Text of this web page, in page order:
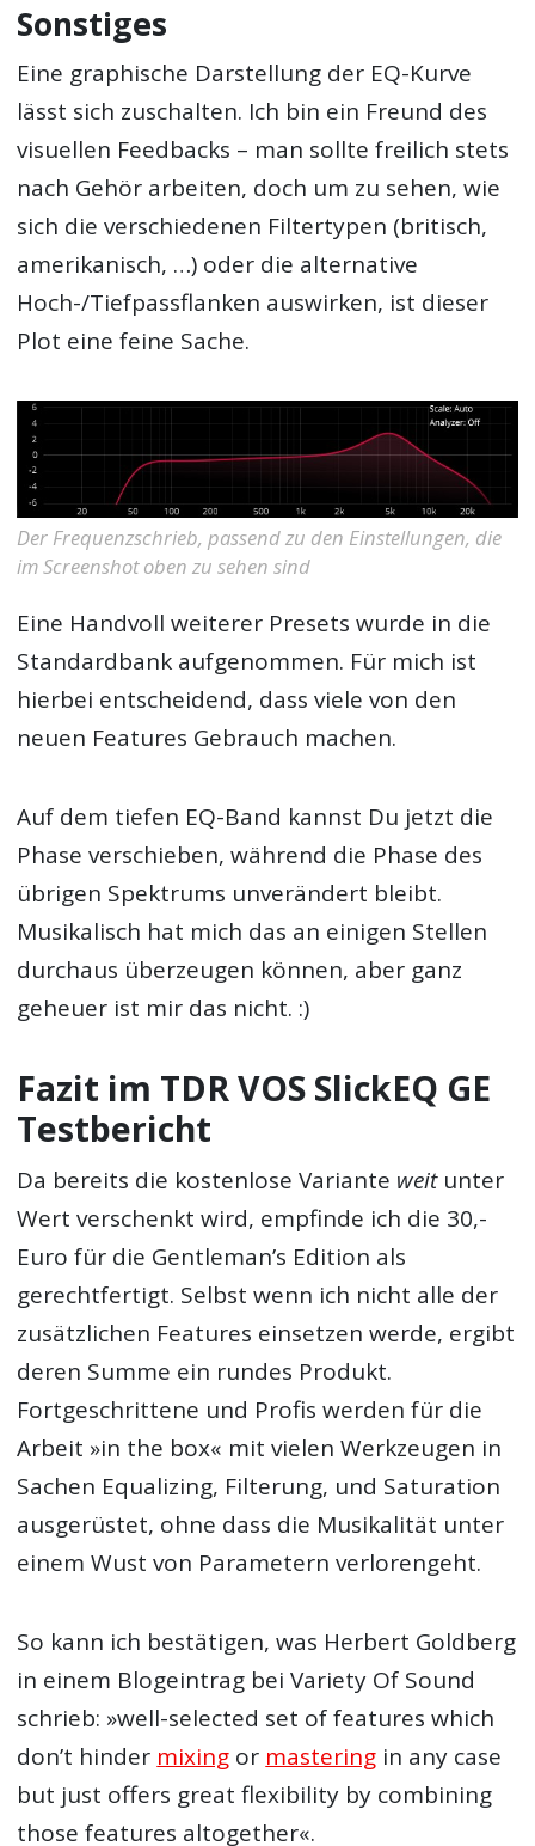
Sonstiges
Eine graphische Darstellung der EQ-Kurve
lässt sich zuschalten. Ich bin ein Freund des
visuellen Feedbacks – man sollte freilich stets
nach Gehör arbeiten, doch um zu sehen, wie
sich die verschiedenen Filtertypen (britisch,
amerikanisch, …) oder die alternative
Hoch-/Tiefpassflanken auswirken, ist dieser
Plot eine feine Sache.
Der Frequenzschrieb, passend zu den Einstellungen, die
im Screenshot oben zu sehen sind
Eine Handvoll weiterer Presets wurde in die
Standardbank aufgenommen. Für mich ist
hierbei entscheidend, dass viele von den
neuen Features Gebrauch machen.
Auf dem tiefen EQ-Band kannst Du jetzt die
Phase verschieben, während die Phase des
übrigen Spektrums unverändert bleibt.
Musikalisch hat mich das an einigen Stellen
durchaus überzeugen können, aber ganz
geheuer ist mir das nicht. :)
Fazit im TDR VOS SlickEQ GE
Testbericht
Da bereits die kostenlose Variante weitunter
Wert verschenkt wird, empfinde ich die 30,-
Euro für die Gentleman’s Edition als
gerechtfertigt. Selbst wenn ich nicht alle der
zusätzlichen Features einsetzen werde, ergibt
deren Summe ein rundes Produkt.
Fortgeschrittene und Profis werden für die
Arbeit »in the box« mit vielen Werkzeugen in
Sachen Equalizing, Filterung, und Saturation
ausgerüstet, ohne dass die Musikalität unter
einem Wust von Parametern verlorengeht.
So kann ich bestätigen, was Herbert Goldberg
in einem Blogeintrag bei Variety Of Sound
schrieb: »well-selected set of features which
don’t hinder mixing or mastering in any case
but just offers great flexibility by combining
those features altogether«.